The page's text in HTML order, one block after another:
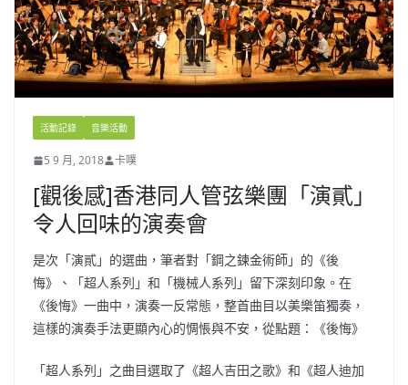
活動記錄 音樂活動
5 9 月, 2018 卡噗
[觀後感]香港同人管弦樂團「演貳」
令人回味的演奏會
是次「演貳」的選曲，筆者對「鋼之鍊金術師」的《後
悔》、「超人系列」和「機械人系列」留下深刻印象。在
《後悔》一曲中，演奏一反常態，整首曲目以美樂笛獨奏，
這樣的演奏手法更顯內心的惆悵與不安，從點題：《後悔》
「超人系列」之曲目選取了《超人吉田之歌》和《超人迪加